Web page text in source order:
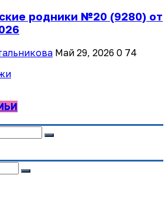
родники №20 (9280) от
Май 29, 2026 0 74